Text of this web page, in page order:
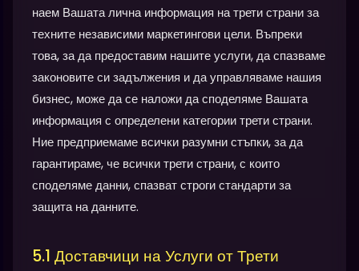
наем Вашата лична информация на трети страни за
техните независими маркетингови цели. Въпреки
това, за да предоставим нашите услуги, да спазваме
законовите си задължения и да управляваме нашия
бизнес, може да се наложи да споделяме Вашата
информация с определени категории трети страни.
Ние предприемаме всички разумни стъпки, за да
гарантираме, че всички трети страни, с които
споделяме данни, спазват строги стандарти за
защита на данните.
5.1 Доставчици на Услуги от Трети